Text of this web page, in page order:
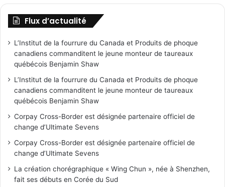
Flux d’actualité
L’Institut de la fourrure du Canada et Produits de phoque
canadiens commanditent le jeune monteur de taureaux
québécois Benjamin Shaw
L’Institut de la fourrure du Canada et Produits de phoque
canadiens commanditent le jeune monteur de taureaux
québécois Benjamin Shaw
Corpay Cross-Border est désignée partenaire officiel de
change d’Ultimate Sevens
Corpay Cross-Border est désignée partenaire officiel de
change d’Ultimate Sevens
La création chorégraphique « Wing Chun », née à Shenzhen,
fait ses débuts en Corée du Sud